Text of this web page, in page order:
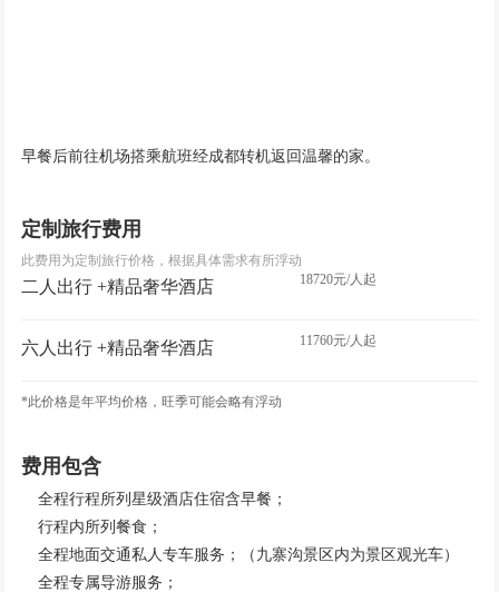
早餐后前往机场搭乘航班经成都转机返回温馨的家。
定制旅行费用
此费用为定制旅行价格，根据具体需求有所浮动
二人出行 +精品奢华酒店 18720元/人起
六人出行 +精品奢华酒店 11760元/人起
*此价格是年平均价格，旺季可能会略有浮动
费用包含
全程行程所列星级酒店住宿含早餐；
行程内所列餐食；
全程地面交通私人专车服务；（九寨沟景区内为景区观光车）
全程专属导游服务；